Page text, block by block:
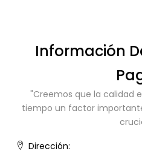
Información
"Creemos que la calidad
tiempo un factor
Dirección: